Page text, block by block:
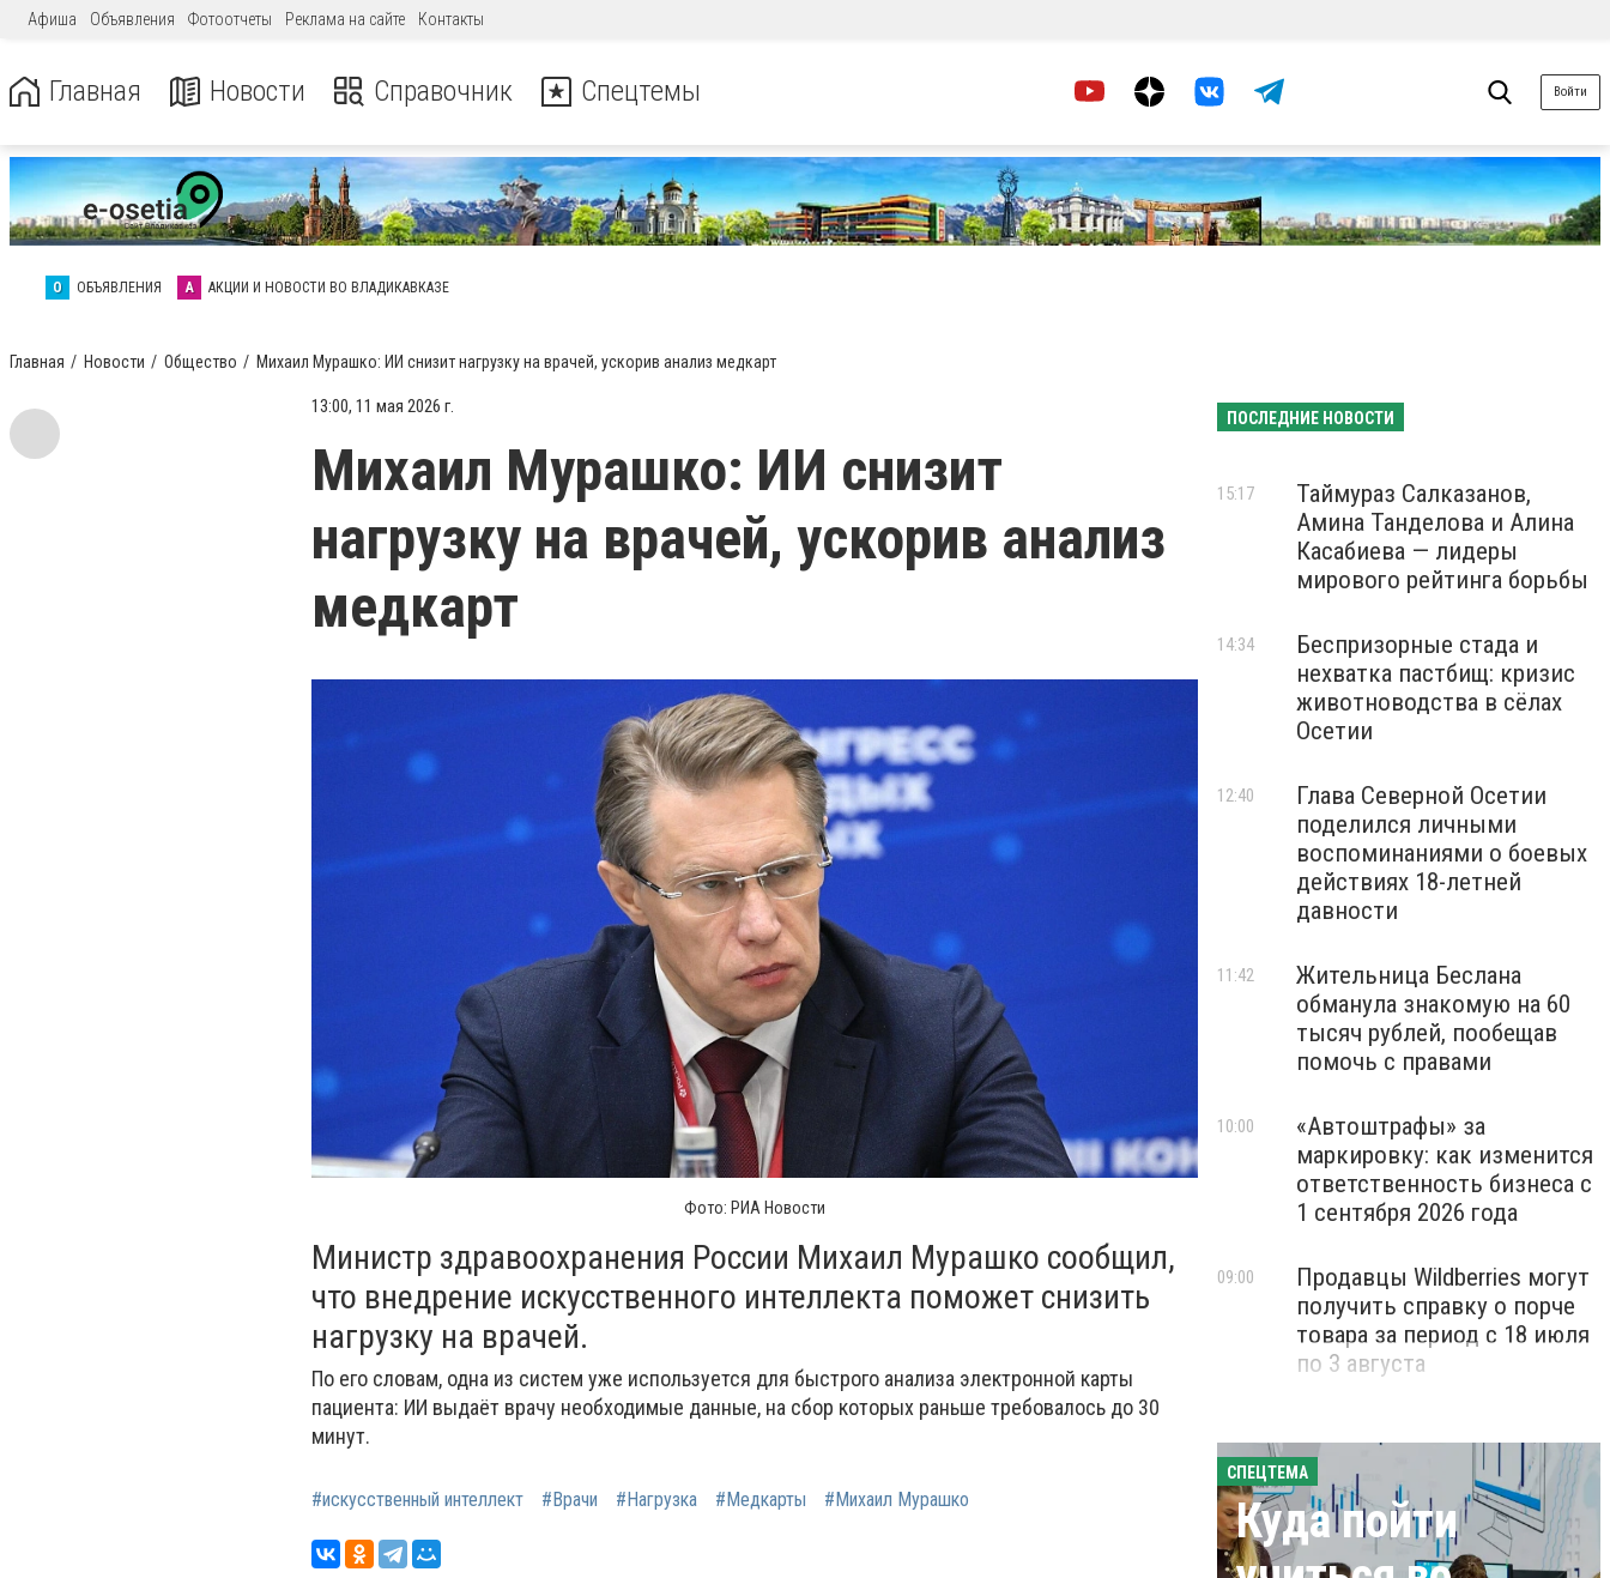
Афиша Объявления Фотоотчеты Реклама на сайте Контакты
Главная Новости Справочник Спецтемы Войти
О ОБЪЯВЛЕНИЯ А АКЦИИ И НОВОСТИ ВО ВЛАДИКАВКАЗЕ
Главная Новости Общество Михаил Мурашко: ИИ снизит нагрузку на врачей, ускорив анализ медкарт
13:00, 11 мая 2026 г.
Михаил Мурашко: ИИ снизит
нагрузку на врачей, ускорив анализ
медкарт
Фото: РИА Новости
Министр здравоохранения России Михаил Мурашко сообщил,
что внедрение искусственного интеллекта поможет снизить
нагрузку на врачей.
По его словам, одна из систем уже используется для быстрого анализа электронной карты
пациента: ИИ выдаёт врачу необходимые данные, на сбор которых раньше требовалось до 30
минут.
#искусственный интеллект #Врачи #Нагрузка #Медкарты #Михаил Мурашко
ПОСЛЕДНИЕ НОВОСТИ
Таймураз Салказанов,
Амина Танделова и Алина
Касабиева — лидеры
мирового рейтинга борьбы
15:17
Беспризорные стада и
нехватка пастбищ: кризис
животноводства в сёлах
Осетии
14:34
Глава Северной Осетии
поделился личными
воспоминаниями о боевых
действиях 18-летней
давности
12:40
Жительница Беслана
обманула знакомую на 60
тысяч рублей, пообещав
помочь с правами
11:42
«Автоштрафы» за
маркировку: как изменится
ответственность бизнеса с
1 сентября 2026 года
10:00
Продавцы Wildberries могут
получить справку о порче
товара за период с 18 июля
по 3 августа
09:00
СПЕЦТЕМА
Куда пойти